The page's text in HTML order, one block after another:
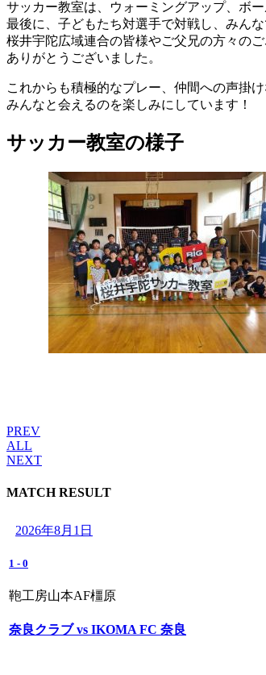
サッカー教室は、ウォーミングアップ、ボ
最後に、子どもたち対選手で対戦し、みん
桜井宇陀広域連合の皆様やご父兄の方々の
ありがとうございました。
これからも積極的なプレー、仲間への声掛
みんなと会えるのを楽しみにしています！
サッカー教室の様子
PREV
ALL
NEXT
MATCH RESULT
2026年8月1日
1 - 0
鞄工房山本AF橿原
奈良クラブ vs IKOMA FC 奈良